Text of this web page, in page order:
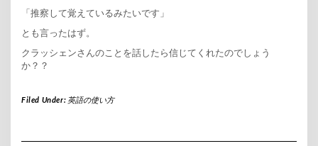
「推察して覚えているみたいです」
とも言ったはず。
クラッシェンさんのことを話したら信じてくれたのでしょう
か？？
Filed Under: 英語の使い方